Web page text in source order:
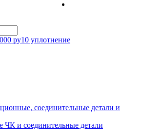
ру10 уплотнение
соединительные детали и
ЧК и соединительные детали